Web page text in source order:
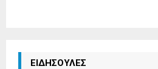
ΕΙΔΗΣΟΥΛΕΣ